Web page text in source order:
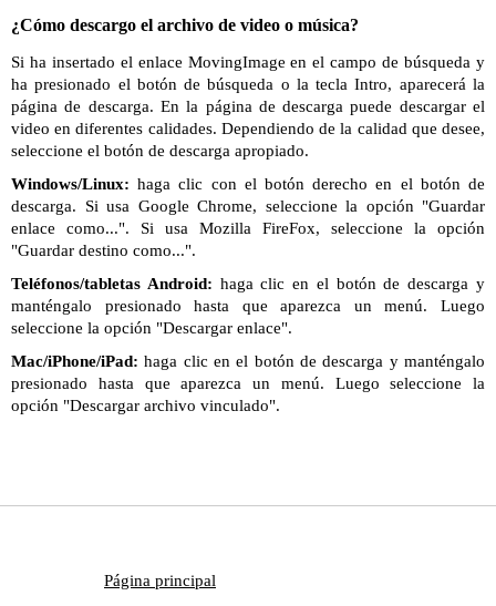
¿Cómo descargo el archivo de video o música?
Si ha insertado el enlace MovingImage en el campo de búsqueda y
ha presionado el botón de búsqueda o la tecla Intro, aparecerá la
página de descarga. En la página de descarga puede descargar el
video en diferentes calidades. Dependiendo de la calidad que desee,
seleccione el botón de descarga apropiado.
Windows/Linux: haga clic con el botón derecho en el botón de
descarga. Si usa Google Chrome, seleccione la opción "Guardar
enlace como...". Si usa Mozilla FireFox, seleccione la opción
"Guardar destino como...".
Teléfonos/tabletas Android: haga clic en el botón de descarga y
manténgalo presionado hasta que aparezca un menú. Luego
seleccione la opción "Descargar enlace".
Mac/iPhone/iPad: haga clic en el botón de descarga y manténgalo
presionado hasta que aparezca un menú. Luego seleccione la
opción "Descargar archivo vinculado".
Página principal